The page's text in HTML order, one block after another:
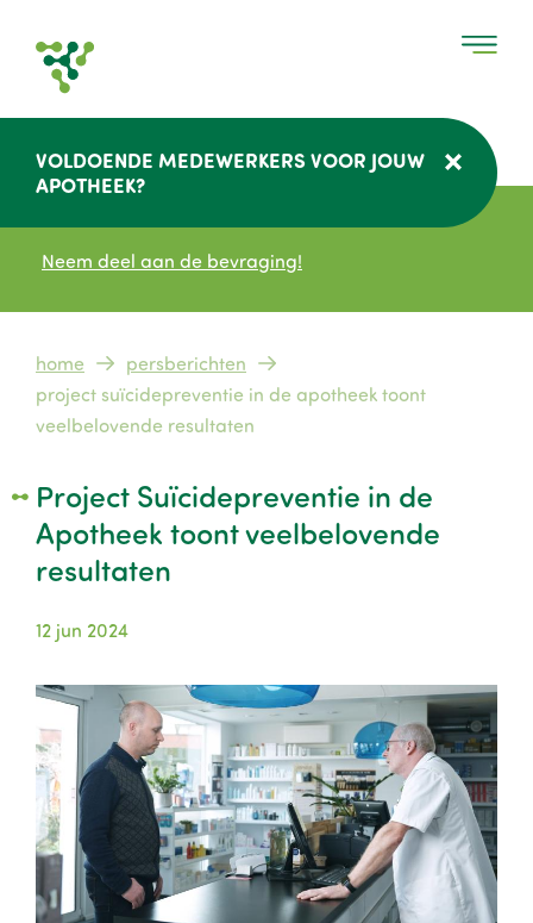
VOLDOENDE MEDEWERKERS VOOR JOUW
APOTHEEK?
Neem deel aan de bevraging!
Kruimelpad
home
persberichten
project suïcidepreventie in de apotheek toont
veelbelovende resultaten
Project Suïcidepreventie in de
Apotheek toont veelbelovende
resultaten
12 jun 2024
Image